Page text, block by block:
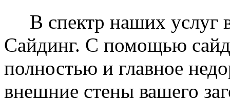
В спектр наших услуг
Сайдинг. С помощью
полностью и главное
внешние стены вашего